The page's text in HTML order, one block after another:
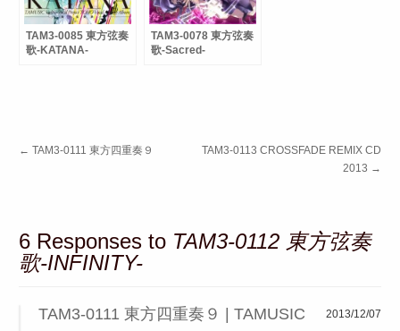
TAM3-0085 東方弦奏
歌-KATANA-
TAM3-0078 東方弦奏
歌-Sacred-
← TAM3-0111 東方四重奏９
TAM3-0113 CROSSFADE REMIX CD
2013 →
6 Responses to TAM3-0112 東方弦奏
歌-INFINITY-
TAM3-0111 東方四重奏９ | TAMUSIC 2013/12/07